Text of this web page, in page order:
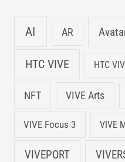
AI AR
HTC VIVE HTC
NFT VIVE Arts
VIVE Focus 3 VIVE
VIVEPORT